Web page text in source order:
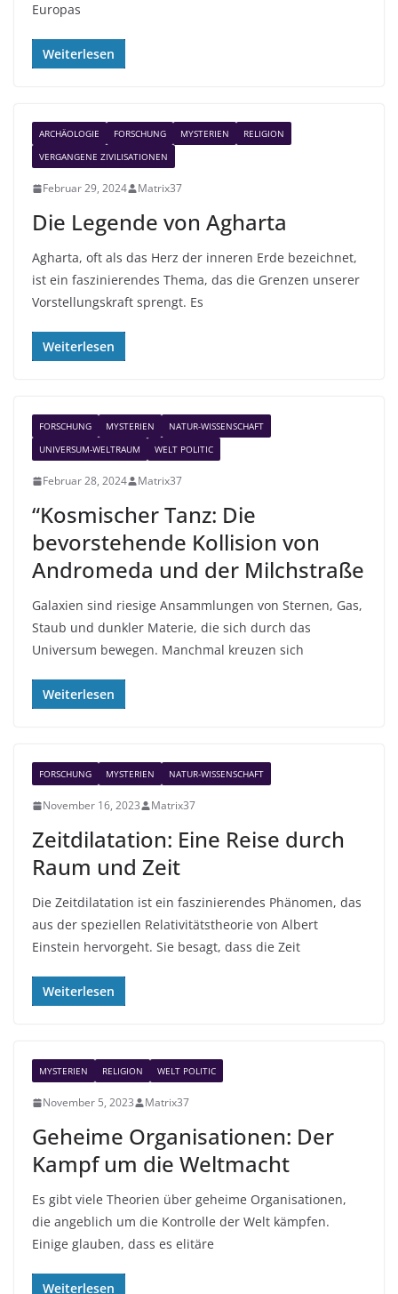
Europas
Weiterlesen
ARCHÄOLOGIE FORSCHUNG MYSTERIEN
RELIGION
VERGANGENE ZIVILISATIONEN
Februar 29, 2024 Matrix37
Die Legende von Agharta
Agharta, oft als das Herz der inneren Erde bezeichnet,
ist ein faszinierendes Thema, das die Grenzen unserer
Vorstellungskraft sprengt. Es
Weiterlesen
FORSCHUNG MYSTERIEN
NATUR-WISSENSCHAFT
UNIVERSUM-WELTRAUM
WELT POLITIC
Februar 28, 2024 Matrix37
“Kosmischer Tanz: Die
bevorstehende Kollision von
Andromeda und der Milchstraße
Galaxien sind riesige Ansammlungen von Sternen, Gas,
Staub und dunkler Materie, die sich durch das
Universum bewegen. Manchmal kreuzen sich
Weiterlesen
FORSCHUNG MYSTERIEN NATUR-WISSENSCHAFT
November 16, 2023 Matrix37
Zeitdilatation: Eine Reise durch
Raum und Zeit
Die Zeitdilatation ist ein faszinierendes Phänomen, das
aus der speziellen Relativitätstheorie von Albert
Einstein hervorgeht. Sie besagt, dass die Zeit
Weiterlesen
MYSTERIEN RELIGION WELT POLITIC
November 5, 2023 Matrix37
Geheime Organisationen: Der
Kampf um die Weltmacht
Es gibt viele Theorien über geheime Organisationen,
die angeblich um die Kontrolle der Welt kämpfen.
Einige glauben, dass es elitäre
Weiterlesen